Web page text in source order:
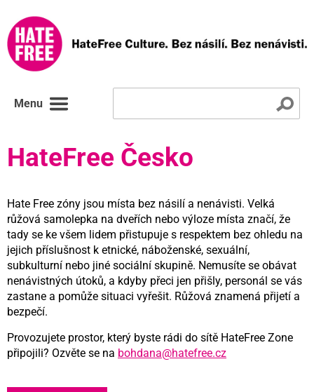
Menu
HateFree Česko
Hate Free zóny jsou místa bez násilí a nenávisti. Velká
růžová samolepka na dveřích nebo výloze místa značí, že
tady se ke všem lidem přistupuje s respektem bez ohledu na
jejich příslušnost k etnické, náboženské, sexuální,
subkulturní nebo jiné sociální skupině. Nemusíte se obávat
nenávistných útoků, a kdyby přeci jen přišly, personál se vás
zastane a pomůže situaci vyřešit. Růžová znamená přijetí a
bezpečí.
Provozujete prostor, který byste rádi do sítě HateFree Zone
připojili? Ozvěte se na bohdana@hatefree.cz